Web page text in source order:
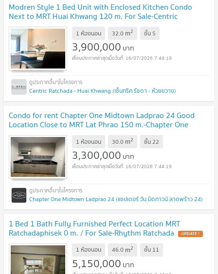
Modren Style 1 Bed Unit with Enclosed Kitchen Condo
Next to MRT Huai Khwang 120 m. For Sale-Centric
Ratchada Huai Khwang
1 ห้องนอน 32.0 m2 ชั้น 5
3,900,000 บาท
16/07/2026 7:44:19
Centric Ratchada - Huai Khwang (เซ็นทริค รัชดา - ห้วยขวาง)
Condo for rent Chapter One Midtown Ladprao 24 Good
Location Close to MRT Lat Phrao 150 m.-Chapter One
Midtown Ladprao 24
1 ห้องนอน 30.0 m2 ชั้น22
3,300,000 บาท
16/07/2026 7:44:19
Chapter One Midtown Ladprao 24 (แชปเตอร์ วัน มิดทาวน์ ลาดพร้าว 24)
1 Bed 1 Bath Fully Furnished Perfect Location MRT
Ratchadaphisek 0 m. / For Sale-Rhythm Ratchada UPDATE !
1 ห้องนอน 46.0 m2 ชั้น 11
5,150,000 บาท